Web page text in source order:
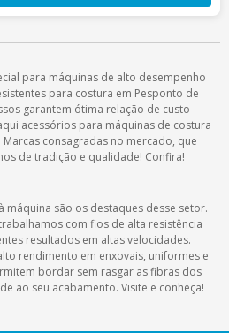
para máquinas de alto desempenho
para costura em Pesponto de
garantem ótima relação de custo
acessórios para máquinas de costura
consagradas no mercado, que
de tradição e qualidade! Confira!
máquina são os destaques desse setor.
com fios de alta resistência
resultados em altas velocidades.
rendimento em enxovais, uniformes e
bordar sem rasgar as fibras dos
ao seu acabamento. Visite e conheça!